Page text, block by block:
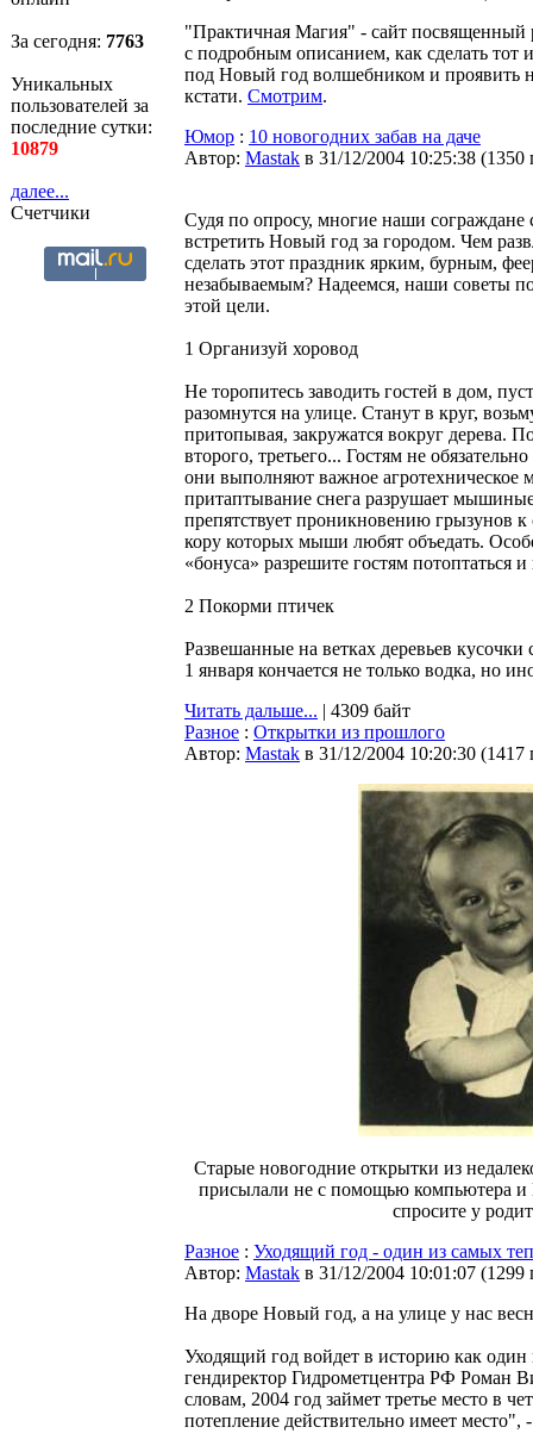
За сегодня: 7763
Уникальных
пользователей за
последние сутки:
10879
далее...
Счетчики
"Практичная Магия" - сайт посвященный
с подробным описанием, как сделать тот
под Новый год волшебником и проявить
кстати. Смотрим.
Юмор : 10 новогодних забав на даче
Автор: Мastak в 31/12/2004 10:25:38 (1350
Судя по опросу, многие наши сограждане
встретить Новый год за городом. Чем
сделать этот праздник ярким, бурным,
незабываемым? Надеемся, наши советы
этой цели.
1 Организуй хоровод
Не торопитесь заводить гостей в дом,
разомнутся на улице. Станут в круг,
притопывая, закружатся вокруг дерева.
второго, третьего... Гостям не
они выполняют важное агротехническое
притаптывание снега разрушает
препятствует проникновению грызунов к
кору которых мыши любят объедать.
«бонуса» разрешите гостям потоптаться
2 Покорми птичек
Развешанные на ветках деревьев
1 января кончается не только водка, но
Читать дальше... | 4309 байт
Разное : Открытки из прошлого
Автор: Мastak в 31/12/2004 10:20:30 (1417
Старые новогодние открытки из
присылали не с помощью компьютера и
спросите у
Разное : Уходящий год - один из самых
Автор: Мastak в 31/12/2004 10:01:07 (1299
На дворе Новый год, а на улице у нас
Уходящий год войдет в историю как один
гендиректор Гидрометцентра РФ Роман
словам, 2004 год займет третье место в
потепление действительно имеет